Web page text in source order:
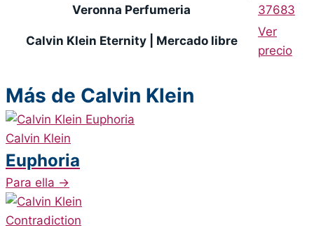
Veronna Perfumeria
37683
Calvin Klein Eternity | Mercado libre
Ver
precio
Más de Calvin Klein
Calvin Klein
Euphoria
Para ella →